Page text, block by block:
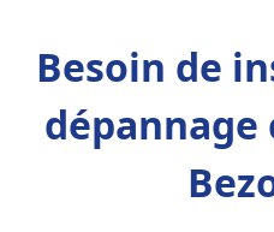
Besoin de
dépannage